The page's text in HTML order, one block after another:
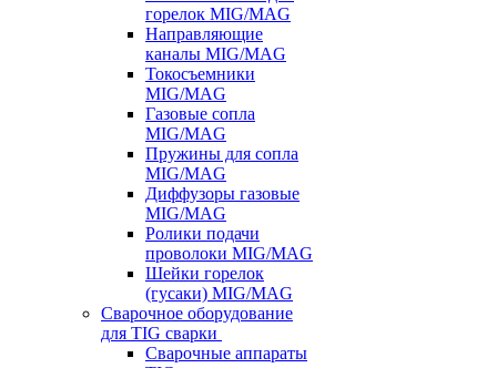
горелок MIG/MAG
Направляющие
каналы MIG/MAG
Токосъемники
MIG/MAG
Газовые сопла
MIG/MAG
Пружины для сопла
MIG/MAG
Диффузоры газовые
MIG/MAG
Ролики подачи
проволоки MIG/MAG
Шейки горелок
(гусаки) MIG/MAG
Сварочное оборудование
для TIG сварки
Сварочные аппараты